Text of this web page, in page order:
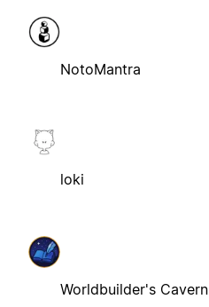
NotoMantra
loki
Worldbuilder's Cavern